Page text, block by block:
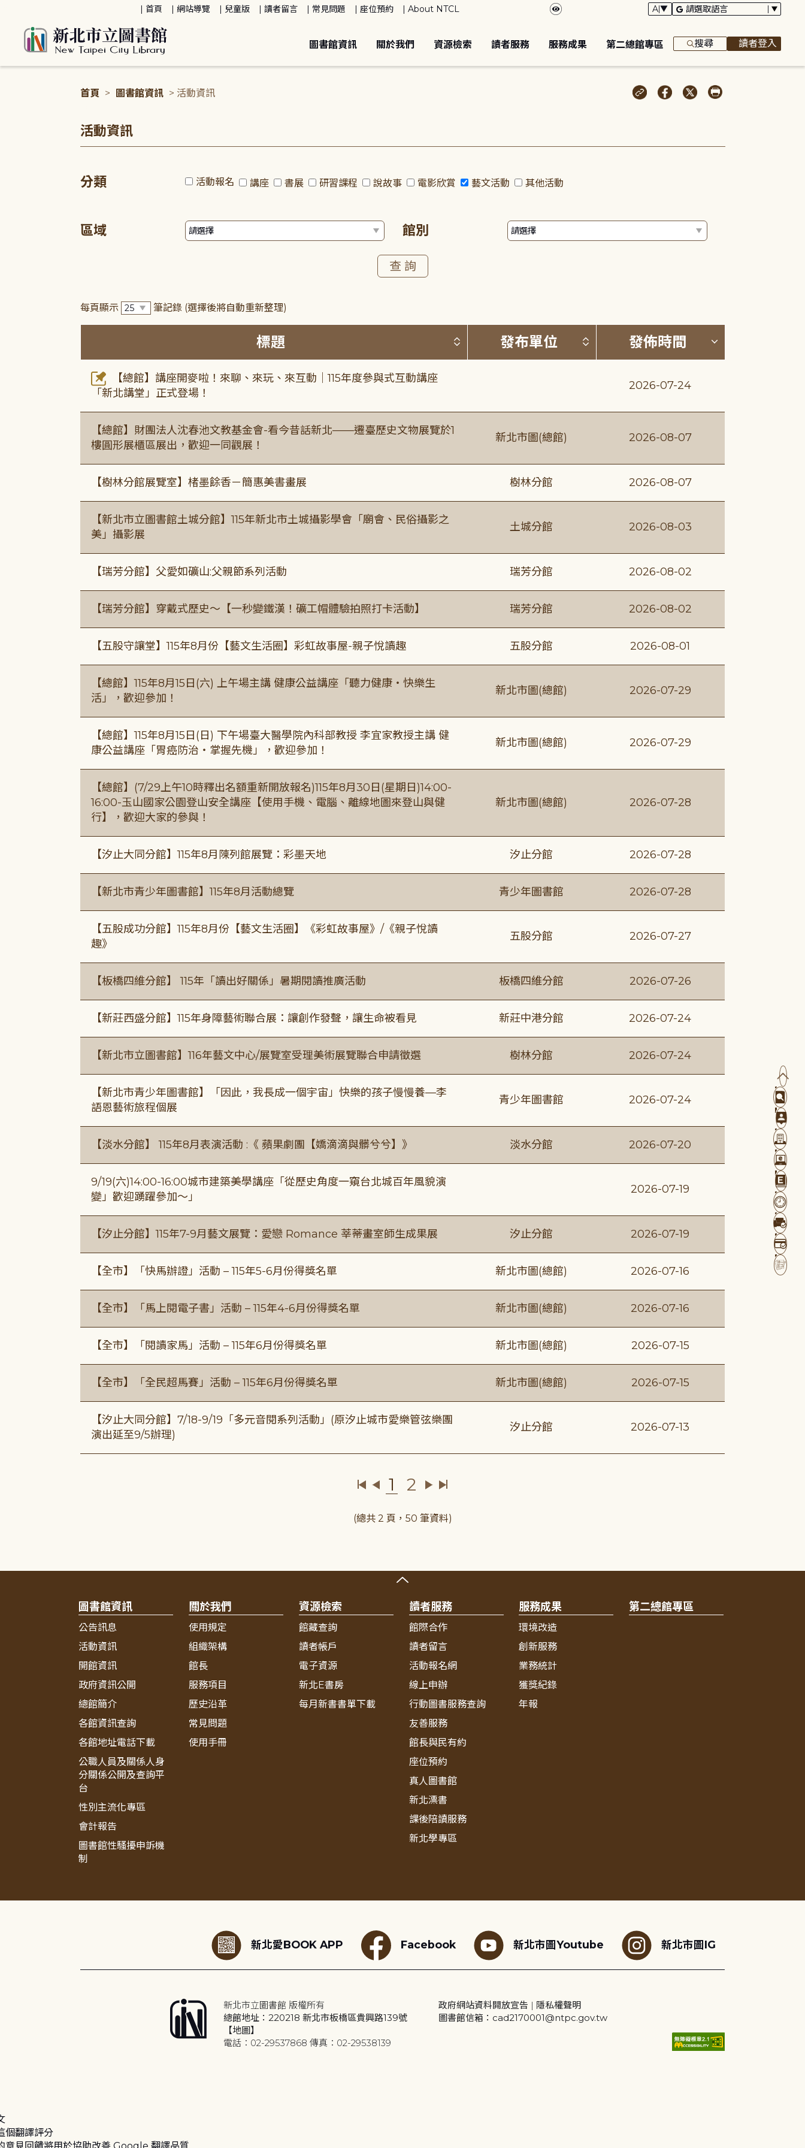
首頁 網站導覽 兒童版 讀者留言 常見問題 座位預約 About NTCL
圖書館資訊 關於我們 資源檢索 讀者服務 服務成果 第二總館專區 搜尋 讀者登入
首頁 > 圖書館資訊 > 活動資訊
活動資訊
分類 活動報名 講座 書展 研習課程 說故事 電影欣賞 藝文活動 其他活動
區域 館別
每頁顯示 筆記錄 (選擇後將自動重新整理)
標題 按標題排序 (升降冪)
發布單位 按發布單位排序 (升降冪)
發佈時間 按發佈時間
【總館】講座開麥啦！來聊、來玩、來互動｜115年度參與式互動講座
「新北講堂」正式登場！
2026-07-24
【總館】財團法人沈春池文教基金會-看今昔話新北——遷臺歷史文物展覽於1
樓圓形展櫃區展出，歡迎一同觀展！
新北市圖(總館) 2026-08-07
【樹林分館展覽室】楮墨餘香－簡惠美書畫展 樹林分館 2026-08-07
【新北市立圖書館土城分館】115年新北市土城攝影學會「廟會、民俗攝影之
美」攝影展
土城分館 2026-08-03
【瑞芳分館】父愛如礦山:父親節系列活動 瑞芳分館 2026-08-02
【瑞芳分館】穿戴式歷史〜【一秒變鐵漢！礦工帽體驗拍照打卡活動】 瑞芳分館 2026-08-02
【五股守讓堂】115年8月份【藝文生活圈】彩虹故事屋-親子悅讀趣 五股分館 2026-08-01
【總館】115年8月15日(六) 上午場主講 健康公益講座「聽力健康・快樂生
活」，歡迎參加！
新北市圖(總館) 2026-07-29
【總館】115年8月15日(日) 下午場臺大醫學院內科部教授 李宜家教授主講 健
康公益講座「胃癌防治・掌握先機」，歡迎參加！
新北市圖(總館) 2026-07-29
【總館】(7/29上午10時釋出名額重新開放報名)115年8月30日(星期日)14:00-
16:00-玉山國家公園登山安全講座【使用手機、電腦、離線地圖來登山與健
行】，歡迎大家的參與！
新北市圖(總館) 2026-07-28
【汐止大同分館】115年8月陳列館展覽：彩墨天地 汐止分館 2026-07-28
【新北市青少年圖書館】115年8月活動總覽 青少年圖書館 2026-07-28
【五股成功分館】115年8月份【藝文生活圈】《彩虹故事屋》/《親子悅讀
趣》
五股分館 2026-07-27
【板橋四維分館】 115年「讀出好關係」暑期閱讀推廣活動 板橋四維分館 2026-07-26
【新莊西盛分館】115年身障藝術聯合展：讓創作發聲，讓生命被看見 新莊中港分館 2026-07-24
【新北市立圖書館】116年藝文中心/展覽室受理美術展覽聯合申請徵選 樹林分館 2026-07-24
【新北市青少年圖書館】「因此，我長成一個宇宙」快樂的孩子慢慢養—李
語恩藝術旅程個展
青少年圖書館 2026-07-24
【淡水分館】 115年8月表演活動 :《 蘋果劇團【嬌滴滴與髒兮兮】》 淡水分館 2026-07-20
9/19(六)14:00-16:00城市建築美學講座「從歷史角度一窺台北城百年風貌演
變」歡迎踴躍參加～」
2026-07-19
【汐止分館】115年7-9月藝文展覽：愛戀 Romance 莘蒂畫室師生成果展 汐止分館 2026-07-19
【全市】「快馬辦證」活動 – 115年5-6月份得獎名單 新北市圖(總館) 2026-07-16
【全市】「馬上閱電子書」活動 – 115年4-6月份得獎名單 新北市圖(總館) 2026-07-16
【全市】「閱讀家馬」活動 – 115年6月份得獎名單 新北市圖(總館) 2026-07-15
【全市】「全民超馬賽」活動 – 115年6月份得獎名單 新北市圖(總館) 2026-07-15
【汐止大同分館】7/18-9/19「多元音閱系列活動」(原汐止城市愛樂管弦樂團
演出延至9/5辦理)
汐止分館 2026-07-13
1 2
(總共 2 頁，50 筆資料)
圖書館資訊
公告訊息
活動資訊
開館資訊
政府資訊公開
總館簡介
各館資訊查詢
各館地址電話下載
公職人員及關係人身
分關係公開及查詢平
台
性別主流化專區
會計報告
圖書館性騷擾申訴機
制
關於我們
使用規定
組織架構
館長
服務項目
歷史沿革
常見問題
使用手冊
資源檢索
館藏查詢
讀者帳戶
電子資源
新北E書房
每月新書書單下載
讀者服務
館際合作
讀者留言
活動報名網
線上申辦
行動圖書服務查詢
友善服務
館長與民有約
座位預約
真人圖書館
新北漂書
課後陪讀服務
新北學專區
服務成果
環境改造
創新服務
業務統計
獲獎紀錄
年報
第二總館專區
新北愛BOOK APP Facebook 新北市圖Youtube 新北市圖IG
新北市立圖書館 版權所有
總館地址：220218 新北市板橋區貴興路139號
【地圖】
電話：02-29537868 傳真：02-29538139
政府網站資料開放宣告 | 隱私權聲明
圖書館信箱：cad2170001@ntpc.gov.tw
個翻譯評分